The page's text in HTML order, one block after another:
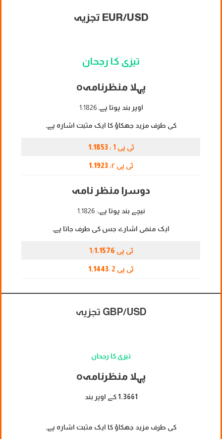
EUR/USD تجزیہ
تیزی کا رجحان
پہلا منظرنامہo
اوپر بند ہوتا ہے۔ 1.1826
کی طرف مزید جھکاؤ کا ایک مثبت اشارہ ہے۔
ٹی پی 1 : 1.1853
ٹی پی ۲: 1.1923
دوسرا منظر نامہ
نیچے بند ہوتا ہے۔: 1.1826
ایک منفی اشارے جس کی طرف جاتا ہے۔
ٹی پی 1: 1.1576
ٹی پی 2 :
1.1443
GBP/USD تجزیہ
تیزی کا رجحان
پہلا منظرنامہo
1.3661 کے اوپر بند
کی طرف مزید جھکاؤ کا ایک مثبت اشارہ ہے۔